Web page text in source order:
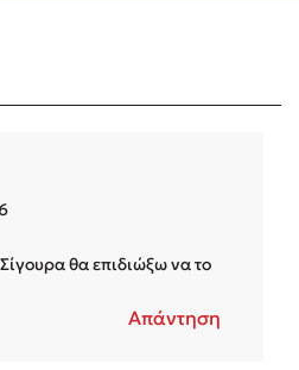
θα επιδιώξω να το
Απάντηση